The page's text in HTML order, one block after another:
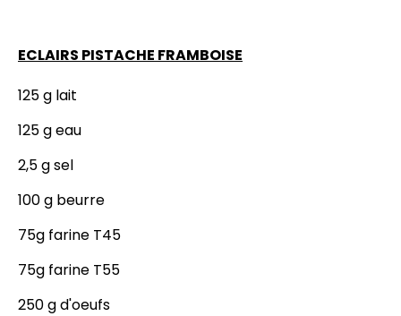
ECLAIRS PISTACHE FRAMBOISE
125 g lait
125 g eau
2,5 g sel
100 g beurre
75g farine T45
75g farine T55
250 g d'oeufs